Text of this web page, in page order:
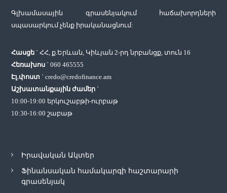
ր
կ
ո
մ
Գլխամասային գրասենյակում հաճախորդների
սպասարկում չենք իրականացնում:
Հասցե` ՀՀ, ք.Երևան, Կիևյան 2-րդ նրբանցք, տուն 16
Հեռախոս` 060 465555
Էլ.փոստ ` credo@credofinance.am
Աշխատանքային ժամեր`
10:00-19:00 երկուշաբթի-ուրբաթ
10:30-16:00 շաբաթ
Իրավական Ակտեր
Ֆինանսական համակարգի հաշտարարի
գրասենյակ